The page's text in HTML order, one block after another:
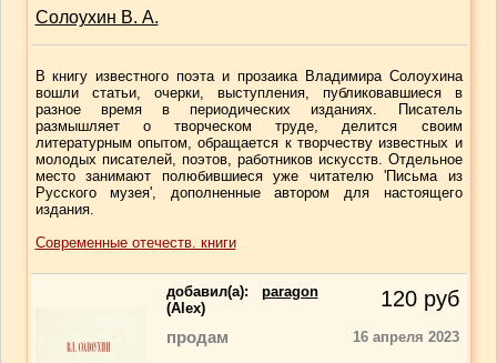
Солоухин В. А.
В книгу известного поэта и прозаика Владимира Солоухина
вошли статьи, очерки, выступления, публиковавшиеся в
разное время в периодических изданиях. Писатель
размышляет о творческом труде, делится своим
литературным опытом, обращается к творчеству известных и
молодых писателей, поэтов, работников искусств. Отдельное
место занимают полюбившиеся уже читателю 'Письма из
Русского музея', дополненные автором для настоящего
издания.
Современные отечеств. книги
добавил(a): paragon
(Alex)
120 руб
продам 16 апреля 2023